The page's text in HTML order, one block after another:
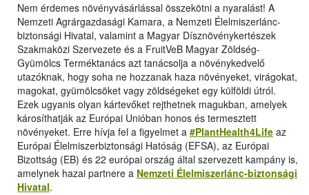
Nem érdemes növényvásárlással összekötni a nyaralást! A
Nemzeti Agrárgazdasági Kamara, a Nemzeti Élelmiszerlánc-
biztonsági Hivatal, valamint a Magyar Dísznövénykertészek
Szakmaközi Szervezete és a FruitVeB Magyar Zöldség-
Gyümölcs Terméktanács azt tanácsolja a növénykedvelő
utazóknak, hogy soha ne hozzanak haza növényeket, virágokat,
magokat, gyümölcsöket vagy zöldségeket egy külföldi útról.
Ezek ugyanis olyan kártevőket rejthetnek magukban, amelyek
károsíthatják az Európai Unióban honos és termesztett
növényeket. Erre hívja fel a figyelmet a #PlantHealth4Life az
Európai Élelmiszerbiztonsági Hatóság (EFSA), az Európai
Bizottság (EB) és 22 európai ország által szervezett kampány is,
amelynek hazai partnere a Nemzeti Élelmiszerlánc-biztonsági
Hivatal.